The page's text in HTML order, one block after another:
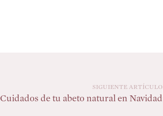
SIGUIENTE ARTÍCULO
Cuidados de tu abeto natural en Navidad